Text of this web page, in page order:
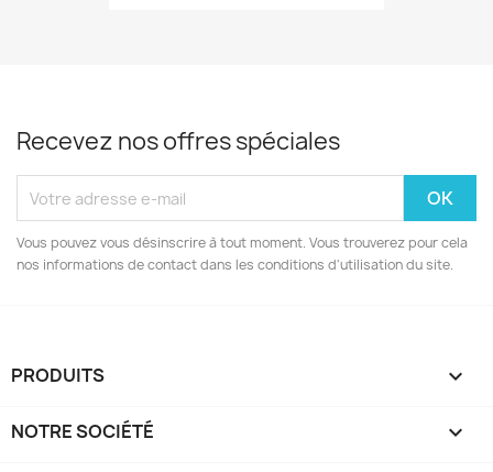
Recevez nos offres spéciales
Vous pouvez vous désinscrire à tout moment. Vous trouverez pour cela
nos informations de contact dans les conditions d'utilisation du site.
PRODUITS 
NOTRE SOCIÉTÉ 